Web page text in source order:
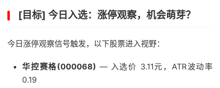
[目标] 今日入选：涨停观察，机会萌芽？
今日涨停观察信号触发，以下股票进入视野：
华控赛格(000068) — 入选价 3.11元，ATR波动率
0.19